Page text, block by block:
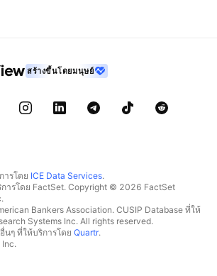
สร้างขึ้นโดยมนุษย์
ารโดย ICE Data Services.
การโดย FactSet. Copyright © 2026 FactSet
Bankers Association. CUSIP Database ที่ให้
Systems Inc. All rights reserved.
นๆ ที่ให้บริการโดย Quartr.